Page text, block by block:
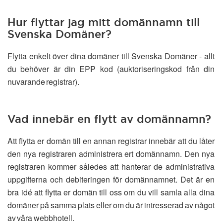
Hur flyttar jag mitt domännamn till
Svenska Domäner?
Flytta enkelt över dina domäner till Svenska Domäner - allt
du behöver är din EPP kod (auktoriseringskod från din
nuvarande registrar).
Vad innebär en flytt av domännamn?
Att flytta er domän till en annan registrar innebär att du låter
den nya registraren administrera ert domännamn. Den nya
registraren kommer således att hanterar de administrativa
uppgifterna och debiteringen för domännamnet. Det är en
bra idé att flytta er domän till oss om du vill samla alla dina
domäner på samma plats eller om du är intresserad av något
av våra webbhotell.